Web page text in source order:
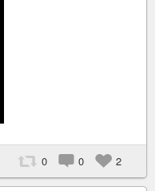
0 0 2